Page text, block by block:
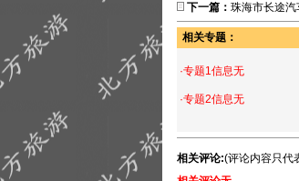
下一篇： 珠海市长途
相关专题：
·专题1信息无
·专题2信息无
相关评论:(评论内容只代